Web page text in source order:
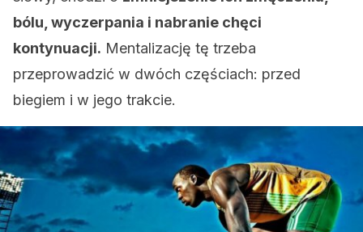
bólu, wyczerpania i nabranie chęci
kontynuacji. Mentalizację tę trzeba
przeprowadzić w dwóch częściach: przed
biegiem i w jego trakcie.